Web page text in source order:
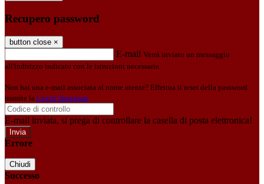
Recupero password
button close ×
E-mail Verrà inviato un messaggio
all'indirizzo indicato con le istruzioni necessarie.
Non hai una e-mail associata al nome utente? Effettua il reset della password
tramite la Login Spaggiari
E-mail inviata, si prega di controllare la casella di posta elettronica!
Errore
Chiudi
Successo